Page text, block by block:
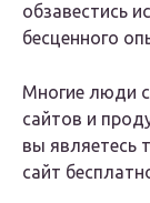
обзавестись
бесценного
Многие люди
сайтов и
вы являетесь
сайт